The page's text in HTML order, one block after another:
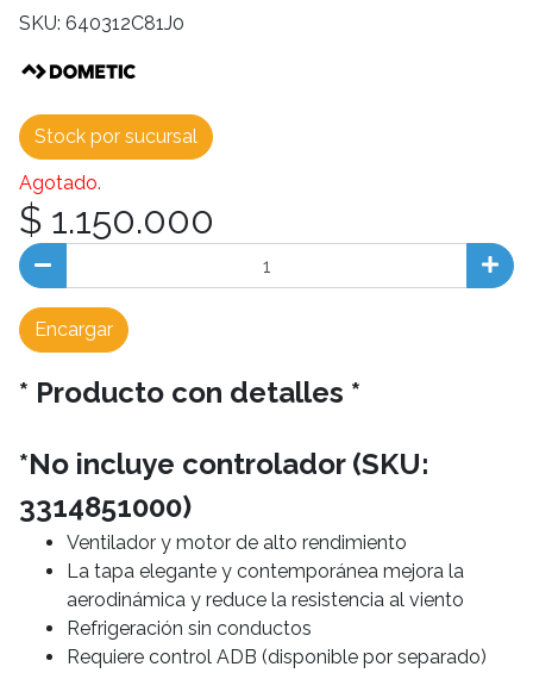
SKU: 640312C81J0
Stock por sucursal
Agotado.
$ 1.150.000
Encargar
* Producto con detalles *
*No incluye controlador (SKU:
3314851000)
Ventilador y motor de alto rendimiento
La tapa elegante y contemporánea mejora la
aerodinámica y reduce la resistencia al viento
Refrigeración sin conductos
Requiere control ADB (disponible por separado)